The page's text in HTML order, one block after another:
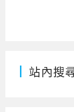
站內搜